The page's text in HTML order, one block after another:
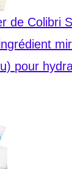
de Colibri
pour